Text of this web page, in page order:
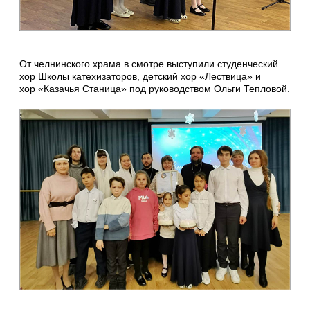
От челнинского храма в смотре выступили студенческий
хор Школы катехизаторов, детский хор «Лествица» и
хор «Казачья Станица» под руководством Ольги Тепловой.